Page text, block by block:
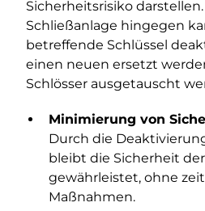
Sicherheitsrisiko
Schließanlage hingegen
betreffende Schlüssel
einen neuen ersetzt
Schlösser ausgetauscht
Minimierung von
Durch die
bleibt die Sicherheit
gewährleistet, ohne
Maßnahmen.